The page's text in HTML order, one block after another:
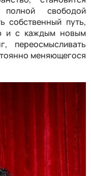
свободой
собственный путь,
и с каждым новым
переосмысливать
меняющегося